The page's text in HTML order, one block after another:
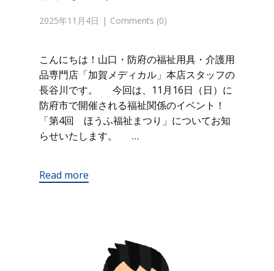
2025年11月4日 Comments (0)
こんにちは！山口・防府の福祉用具・介護用
品専門店「加賀メディカル」本店スタッフの
長谷川です。 今回は、11月16日（日）に
防府市で開催される福祉関係のイベント！
「第4回 ほうふ福祉まつり」についてお知
らせいたします。 …
Read more